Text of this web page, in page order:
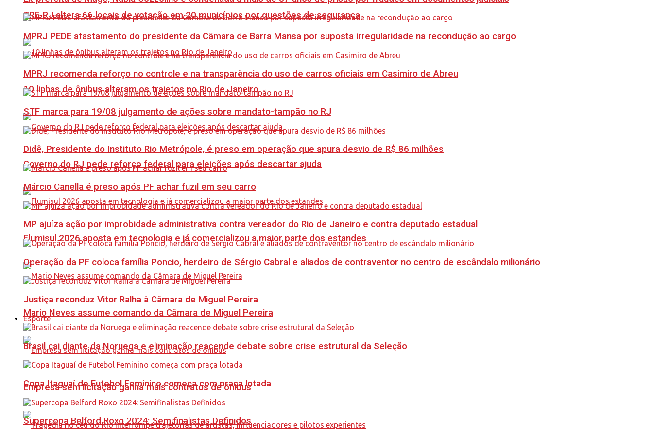
TRE-RJ altera 66 locais de votação em 20 municípios por questões de segurança
10 linhas de ônibus alteram os trajetos no Rio de Janeiro
Governo do RJ pede reforço federal para eleições após descartar ajuda
Flumisul 2026 aposta em tecnologia e já comercializou a maior parte dos estandes
Mario Neves assume comando da Câmara de Miguel Pereira
Empresa sem licitação ganha mais contratos de ônibus
MPRJ PEDE afastamento do presidente da Câmara de Barra Mansa por suposta irregularidade na recondução ao cargo
MPRJ recomenda reforço no controle e na transparência do uso de carros oficiais em Casimiro de Abreu
STF marca para 19/08 julgamento de ações sobre mandato-tampão no RJ
Didê, Presidente do Instituto Rio Metrópole, é preso em operação que apura desvio de R$ 86 milhões
Márcio Canella é preso após PF achar fuzil em seu carro
MP ajuíza ação por improbidade administrativa contra vereador do Rio de Janeiro e contra deputado estadual
Operação da PF coloca família Poncio, herdeiro de Sérgio Cabral e aliados de contraventor no centro de escândalo milionário
Justiça reconduz Vitor Ralha à Câmara de Miguel Pereira
Esporte
Brasil cai diante da Noruega e eliminação reacende debate sobre crise estrutural da Seleção
Copa Itaguaí de Futebol Feminino começa com praça lotada
Supercopa Belford Roxo 2024: Semifinalistas Definidos